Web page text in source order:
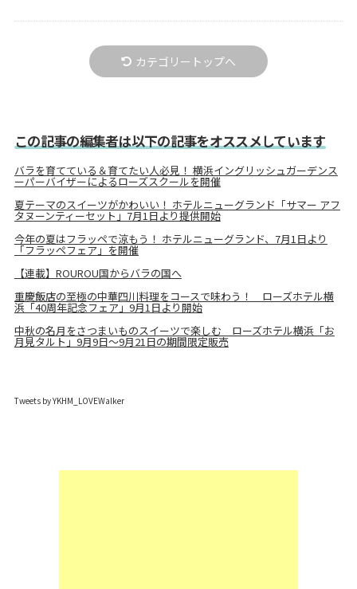
カテゴリートップへ
この記事の編集者は以下の記事をオススメしています
バラを育てている＆育てたい人必見！ 横浜イングリッシュガーデンス
ーパーバイザーによるローズスクールを開催
夏テーマのスイーツがかわいい！ ホテルニューグランド「サマー アフ
タヌーンティーセット」7月1日より提供開始
今年の夏はフラッペで涼もう！ ホテルニューグランド、7月1日より
「フラッペフェア」を開催
【連載】ROUROU国からバラの国へ
重慶飯店の至極の中華四川料理をコースで味わう！ ローズホテル横
浜「40周年記念フェア」9月1日より開始
中秋の名月をさつまいものスイーツで楽しむ ローズホテル横浜「お
月見タルト」9月9日～9月21日の期間限定販売
Tweets by YKHM_LOVEWalker